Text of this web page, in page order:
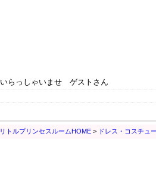
いらっしゃいませ ゲストさん
リトルプリンセスルームHOME > ドレス・コスチュ